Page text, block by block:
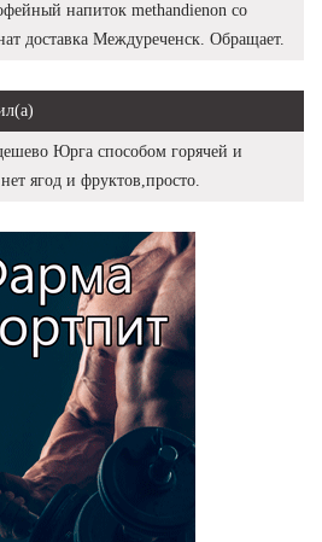
напиток methandienon со
доставка Междуреченск. Обращает.
Юрга способом горячей и
ягод и фруктов,просто.